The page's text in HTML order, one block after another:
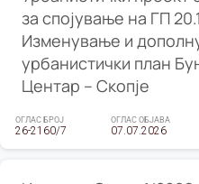
за спојување на ГП
Изменување и
урбанистички план
Центар – Скопје
ОГЛАС БРОЈ
26-2160/7
ОГЛАС ОБЈАВА
07.07.2026